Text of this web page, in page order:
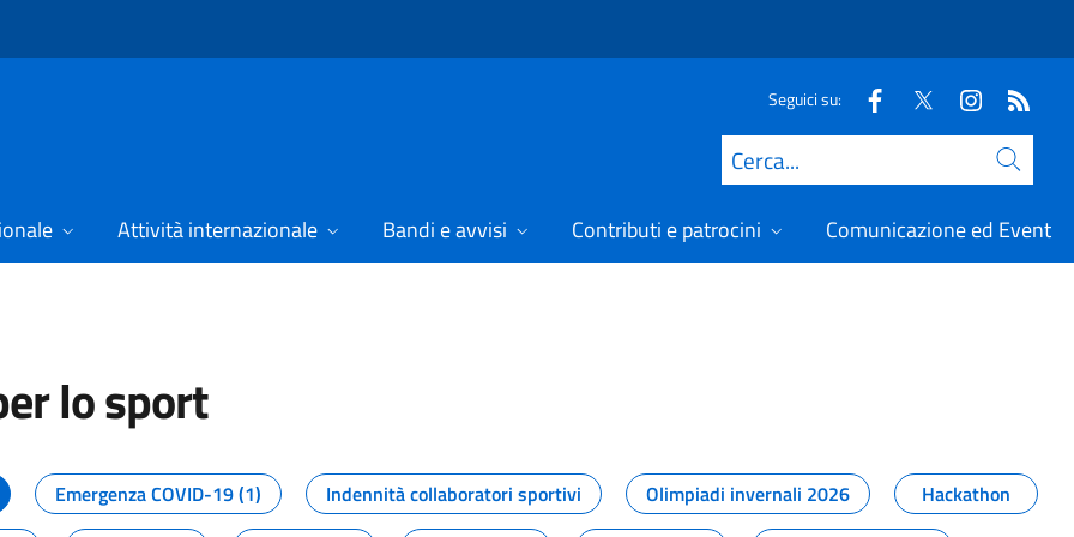
Seguici su:
Cerca
Attività internazionale Bandi e avvisi Contributi e patrocini Comunicazione ed Eventi
lo sport
dal Dipartimento per lo sport
Emergenza COVID-19 (1) Indennità collaboratori sportivi Olimpiadi invernali 2026
Hackathon